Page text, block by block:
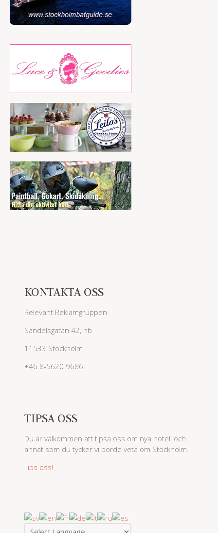
KONTAKTA OSS
Relevant Reklamgruppen
Sandelsgatan 42, nb
11533 Stockholm
+46 8-5620 9686
TIPSA OSS
Du är välkommen att tipsa oss om nya hotell och
annat som du tycker vi borde veta om Stockholm.
Tips oss!